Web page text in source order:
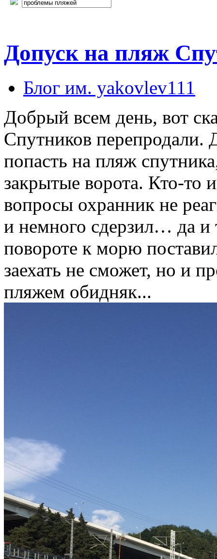
Допуск на пляж
Блог им. yakovlev111
Добрый всем день, вот
Спутников перепродали.
попасть на пляж
закрытые ворота. Кто-то
вопросы охранник не
и немного сдерзил… да и
повороте к морю
заехать не сможет, но и
пляжем обидняк...